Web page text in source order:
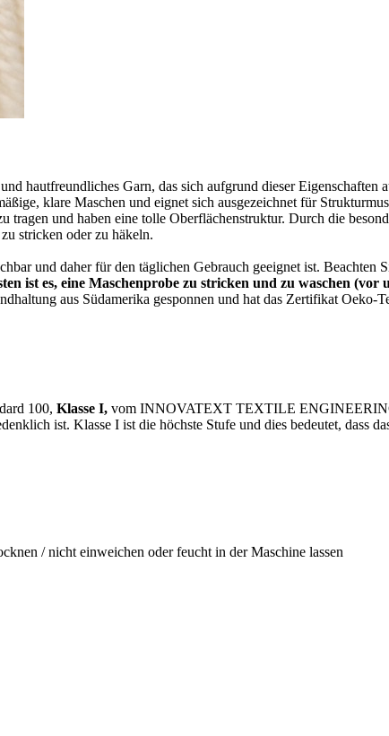
hautfreundliches Garn, das sich aufgrund dieser Eigenschaften
klare Maschen und eignet sich ausgezeichnet für
tragen und haben eine tolle Oberflächenstruktur. Durch die
stricken oder zu häkeln.
und daher für den täglichen Gebrauch geeignet ist. Beachten
ist es, eine Maschenprobe zu stricken und zu waschen (vor
aus Südamerika gesponnen und hat das Zertifikat Oeko-
100, Klasse I, vom INNOVATEXT TEXTILE
ist. Klasse I ist die höchste Stufe und dies bedeutet, dass
/ nicht einweichen oder feucht in der Maschine lassen